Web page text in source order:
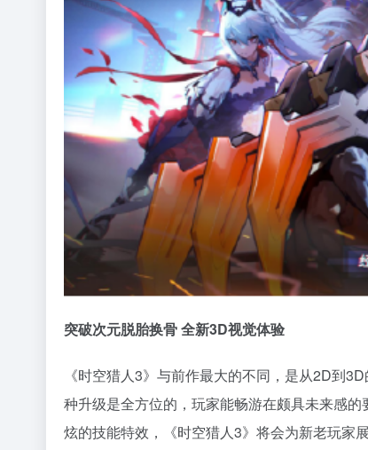
突破次元脱胎换骨 全新3D视觉体验
《时空猎人3》与前作最大的不同，是从2D到
种升级是全方位的，玩家能畅游在颇具未来感
炫的技能特效，《时空猎人3》将会为新老玩家